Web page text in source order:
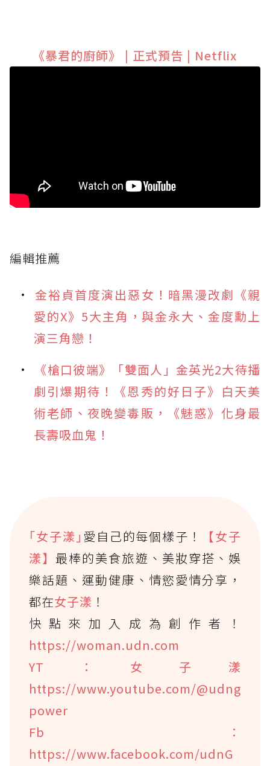
《暴君的廚師》 | 正式預告 | Netflix
編輯推薦
金裕貞首度演出惡女！暗黑漫改劇《親
愛的X》5大主角，與金永大、金度勳上
演三角戀！
《槍口彼端》「雙面人」金英光2大待播
劇引爆期待！《恩秀的好日子》白天美
術老師、夜晚變毒販，《魅惑》化身最
長壽吸血鬼！
｢女子漾｣ 愛自己的每個樣子！
【女子
漾】最棒的美食旅遊、美妝穿搭、娛
樂話題、運動健康、情慾愛情分享，
都在女子漾 ！
快點來加入成為創作者！
https://woman.udn.com
YT：女子漾
https://www.youtube.com/@udng
power
Fb：
https://www.facebook.com/udnG